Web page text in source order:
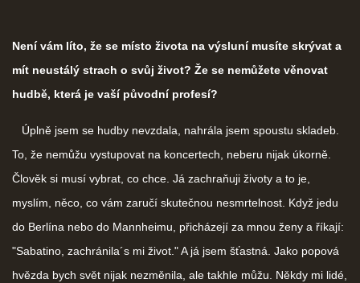
Není vám líto, že se místo života na výsluní musíte skrývat a
mít neustálý strach o svůj život? Že se nemůžete věnovat
hudbě, která je vaší původní profesí?
Úplně jsem se hudby nevzdala, nahrála jsem spoustu skladeb.
To, že nemůžu vystupovat na koncertech, neberu nijak úkorně.
Člověk si musí vybrat, co chce. Já zachraňuji životy a to je,
myslím, něco, co vám zaručí skutečnou nesmrtelnost. Když jedu
do Berlína nebo do Mannheimu, přicházejí za mnou ženy a říkají:
"Sabatino, zachránila´s mi život." A já jsem šťastná. Jako popová
hvězda bych svět nijak nezměnila, ale takhle můžu. Někdy mi lidé,